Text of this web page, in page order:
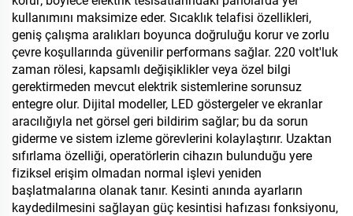
kullanımını maksimize eder. Sıcaklık telafisi özellikleri,
geniş çalışma aralıkları boyunca doğruluğu korur ve zorlu
çevre koşullarında güvenilir performans sağlar. 220 volt'luk
zaman rölesi, kapsamlı değişiklikler veya özel bilgi
gerektirmeden mevcut elektrik sistemlerine sorunsuz
entegre olur. Dijital modeller, LED göstergeler ve ekranlar
aracılığıyla net görsel geri bildirim sağlar; bu da sorun
giderme ve sistem izleme görevlerini kolaylaştırır. Uzaktan
sıfırlama özelliği, operatörlerin cihazın bulunduğu yere
fiziksel erişim olmadan normal işlevi yeniden
başlatmalarına olanak tanır. Kesinti anında ayarların
kaydedilmesini sağlayan güç kesintisi hafızası fonksiyonu,